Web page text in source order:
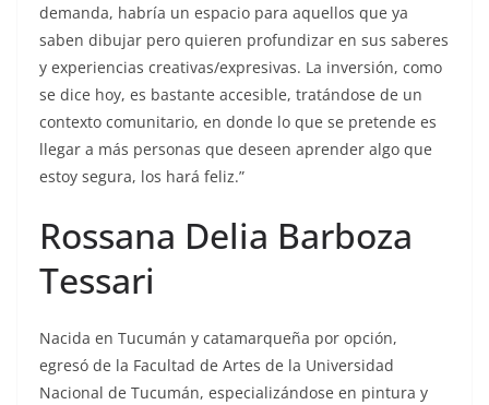
demanda, habría un espacio para aquellos que ya
saben dibujar pero quieren profundizar en sus saberes
y experiencias creativas/expresivas. La inversión, como
se dice hoy, es bastante accesible, tratándose de un
contexto comunitario, en donde lo que se pretende es
llegar a más personas que deseen aprender algo que
estoy segura, los hará feliz.”
Rossana Delia Barboza
Tessari
Nacida en Tucumán y catamarqueña por opción,
egresó de la Facultad de Artes de la Universidad
Nacional de Tucumán, especializándose en pintura y